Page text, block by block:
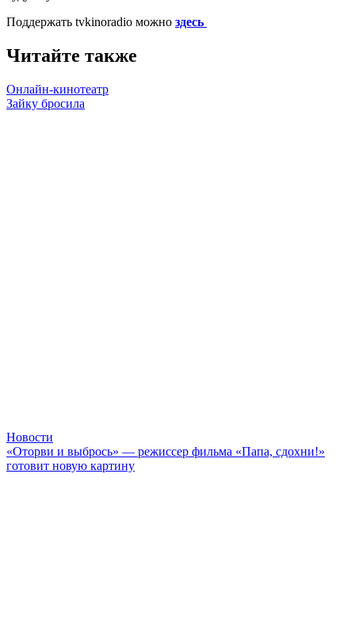
Поддержать tvkinoradio можно здесь
Читайте также
Онлайн-кинотеатр
Зайку бросила
Новости
«Оторви и выбрось» — режиссер фильма «Папа, сдохни!»
готовит новую картину